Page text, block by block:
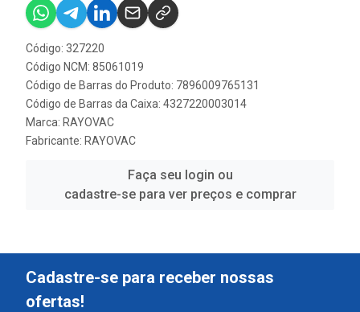
Código: 327220
Código NCM: 85061019
Código de Barras do Produto: 7896009765131
Código de Barras da Caixa: 4327220003014
Marca: RAYOVAC
Fabricante: RAYOVAC
Faça seu login ou
cadastre-se para ver preços e comprar
Cadastre-se para receber nossas
ofertas!